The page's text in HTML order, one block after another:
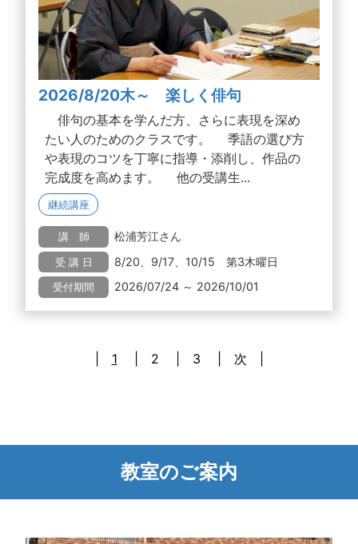
2026/8/20木～ 楽しく俳句
俳句の基本を学んだ方、さらに表現を深め
たい人のためのクラスです。 季語の選び方
や表現のコツを丁寧に指導・添削し、作品の
完成度を高めます。 他の受講生...
継続講座
講 師 松浦芳江さん
受 講 日 8/20、9/17、10/15 第3木曜日
受付期間 2026/07/24 ～ 2026/10/01
1 2 3 次
教室のご案内